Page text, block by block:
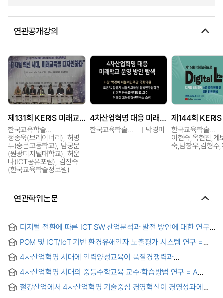
연관공개강의
제131회 KERIS 미래교육포럼
한국교육학술정보원
정종욱(브레이너리), 허병
두(숭문고등학교), 남궁문
(원광디지털대학교), 허운
나(ICT공유포럼), 김진숙
(한국교육학술정보원)
4차산업혁명 대응 미래학교 운영방안 탐색 토론
한국교육학술정보원 박경미
한국교육학술정보원
이현숙,옥현진,계
숙,남창우,김형주,
연관학위논문
디지털 전환에 따른 ICT SW 산업분석과 발전 방안에 대한 연구 :
and development plans according to digital transformation
: Focus on Jeollabuk-do
POM 및 ICT/IoT 기반 환경유해인자 노출평가 시스템 연구 =
hazardous factors based on Personal Oriented
Modeling(POM) and ICT/IoT technologies
4차산업혁명 시대에 인력양성교육이 품질경쟁력과
기업을 중심으로 = A Study on the Influence of Human
Resources Training on Quality Competitiveness and
Customer Satisfaction in the Fourth Industrial Revolution:
4차산업혁명 시대의 중등수학교육 교수·학습방법 연구 = A
Mathematics Education in the Fourth Industrial Revolution
철강산업에서 4차산업혁명 기술중심 경영혁신이 경영성과에